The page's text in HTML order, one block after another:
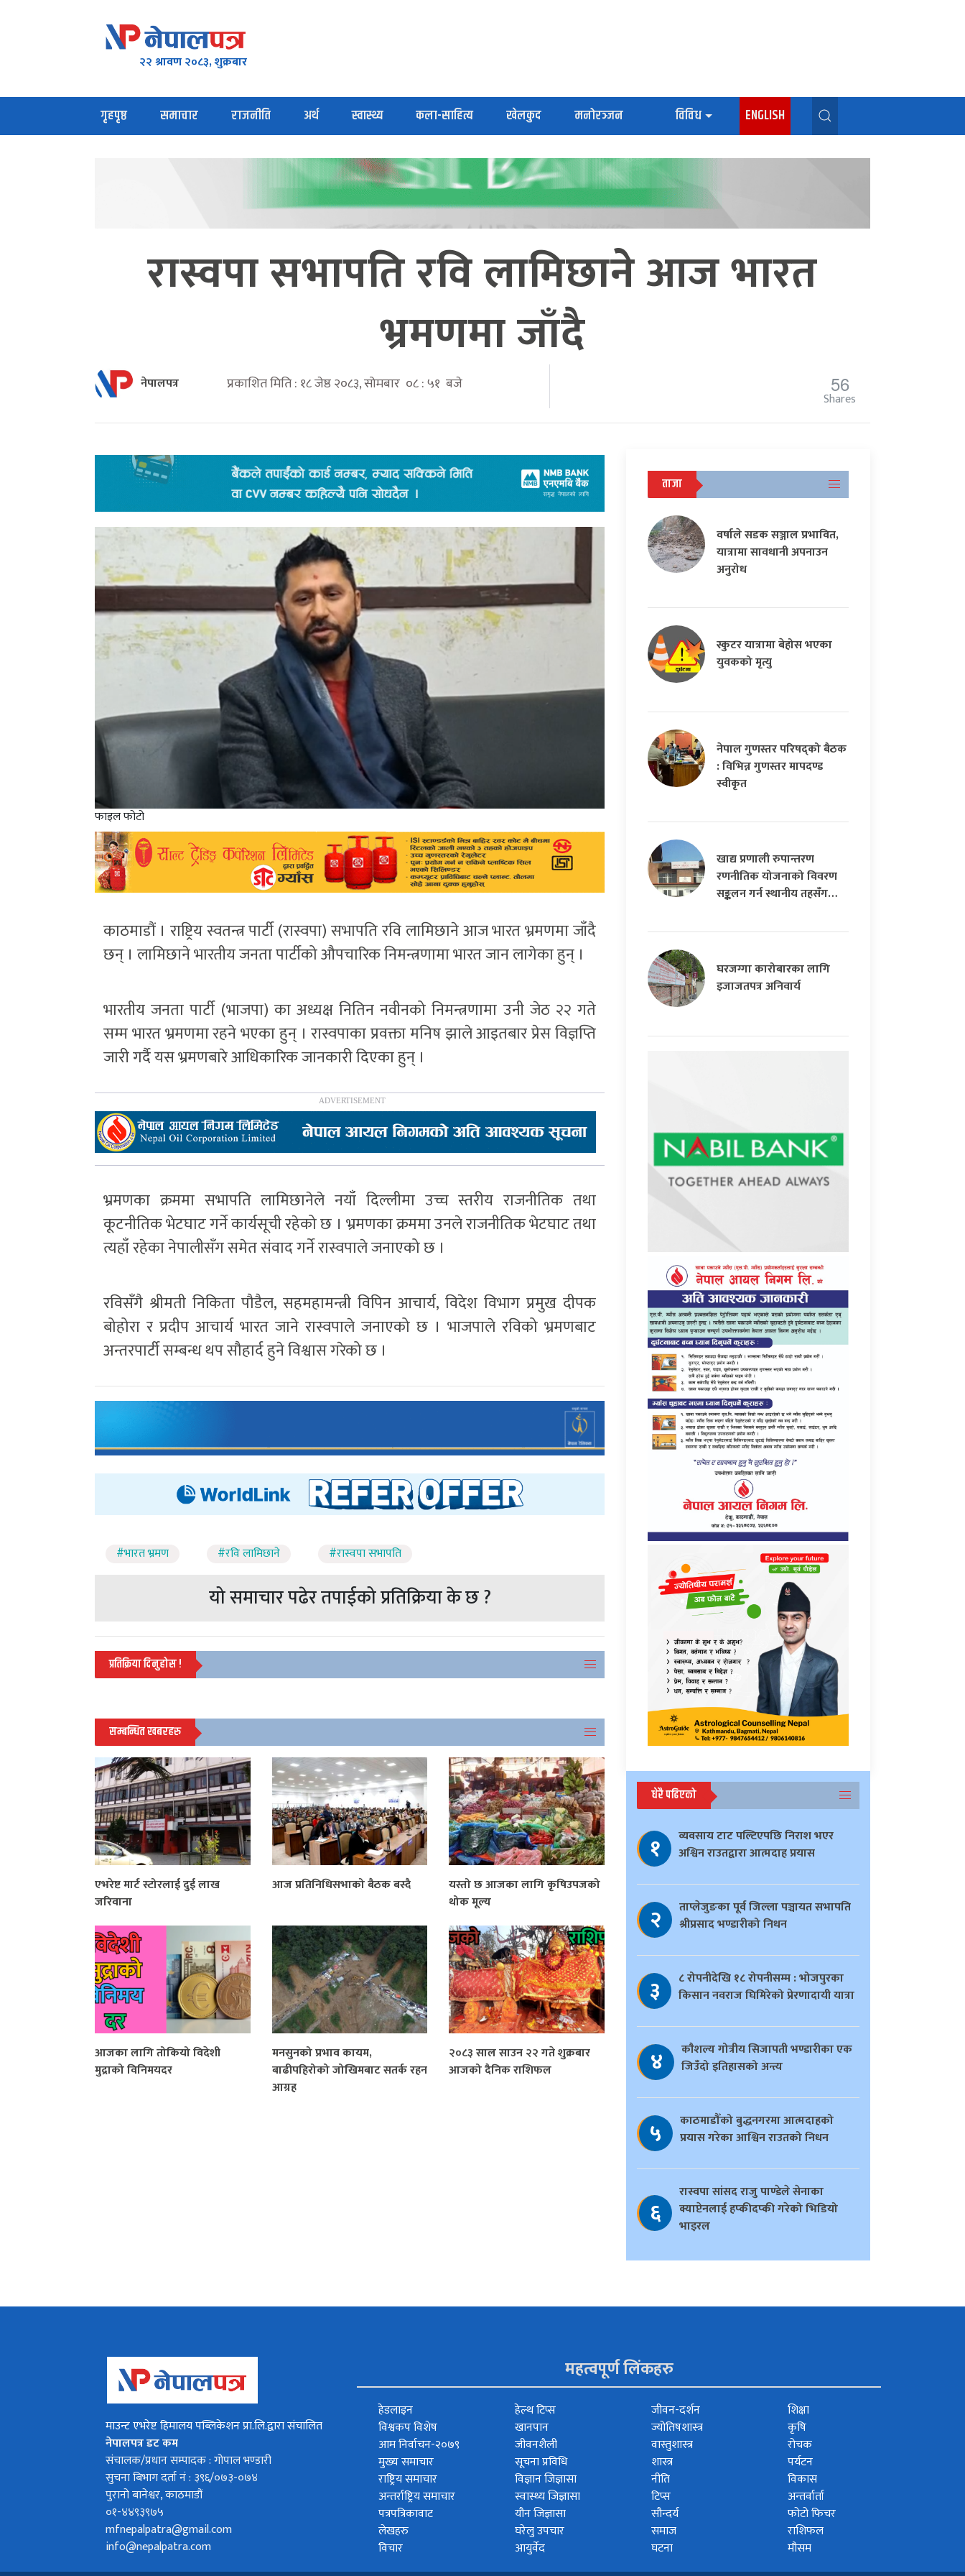
२२ श्रावण २०८३, शुक्रबार
गृहपृष्ठ समाचार राजनीति अर्थ स्वास्थ्य कला-साहित्य खेलकुद मनोरञ्जन विविध ENGLISH
रास्वपा सभापति रवि लामिछाने आज भारत
भ्रमणमा जाँदै
नेपालपत्र प्रकाशित मिति : १८ जेष्ठ २०८३, सोमबार ०८ : ५१ बजे 56
Shares
फाइल फोटो
काठमाडौं । राष्ट्रिय स्वतन्त्र पार्टी (रास्वपा) सभापति रवि लामिछाने आज भारत भ्रमणमा जाँदै
छन् । लामिछाने भारतीय जनता पार्टीको औपचारिक निमन्त्रणामा भारत जान लागेका हुन् ।
भारतीय जनता पार्टी (भाजपा) का अध्यक्ष नितिन नवीनको निमन्त्रणामा उनी जेठ २२ गते
सम्म भारत भ्रमणमा रहने भएका हुन् । रास्वपाका प्रवक्ता मनिष झाले आइतबार प्रेस विज्ञप्ति
जारी गर्दै यस भ्रमणबारे आधिकारिक जानकारी दिएका हुन् ।
भ्रमणका क्रममा सभापति लामिछानेले नयाँ दिल्लीमा उच्च स्तरीय राजनीतिक तथा
कूटनीतिक भेटघाट गर्ने कार्यसूची रहेको छ । भ्रमणका क्रममा उनले राजनीतिक भेटघाट तथा
त्यहाँ रहेका नेपालीसँग समेत संवाद गर्ने रास्वपाले जनाएको छ ।
रविसँगै श्रीमती निकिता पौडैल, सहमहामन्त्री विपिन आचार्य, विदेश विभाग प्रमुख दीपक
बोहोरा र प्रदीप आचार्य भारत जाने रास्वपाले जनाएको छ । भाजपाले रविको भ्रमणबाट
अन्तरपार्टी सम्बन्ध थप सौहार्द हुने विश्वास गरेको छ ।
#भारत भ्रमण #रवि लामिछाने #रास्वपा सभापति
यो समाचार पढेर तपाईको प्रतिक्रिया के छ ?
प्रतिक्रिया दिनुहोस !
सम्बन्धित खबरहरु
एभरेष्ट मार्ट स्टोरलाई दुई लाख
जरिवाना
आज प्रतिनिधिसभाको बैठक बस्दै
यस्तो छ आजका लागि कृषिउपजको
थोक मूल्य
आजका लागि तोकियो विदेशी
मुद्राको विनिमयदर
मनसुनको प्रभाव कायम,
बाढीपहिरोको जोखिमबाट सतर्क रहन
आग्रह
२०८३ साल साउन २२ गते शुक्रबार
आजको दैनिक राशिफल
ताजा
वर्षाले सडक सञ्जाल प्रभावित,
यात्रामा सावधानी अपनाउन
अनुरोध
स्कुटर यात्रामा बेहोस भएका
युवकको मृत्यु
नेपाल गुणस्तर परिषद्को बैठक
: विभिन्न गुणस्तर मापदण्ड
स्वीकृत
खाद्य प्रणाली रुपान्तरण
रणनीतिक योजनाको विवरण
सङ्कलन गर्न स्थानीय तहसँग…
घरजग्गा कारोबारका लागि
इजाजतपत्र अनिवार्य
धेरै पढिएको
१
व्यवसाय टाट पल्टिएपछि निराश भएर
अश्विन राउतद्वारा आत्मदाह प्रयास
२
ताप्लेजुङका पूर्व जिल्ला पञ्चायत सभापति
श्रीप्रसाद भण्डारीको निधन
३
८ रोपनीदेखि १८ रोपनीसम्म : भोजपुरका
किसान नवराज घिमिरेको प्रेरणादायी यात्रा
४
काैशल्य गोत्रीय सिजापती भण्डारीका एक
जिउँदो इतिहासको अन्त्य
५
काठमाडौँको बुद्धनगरमा आत्मदाहको
प्रयास गरेका आश्विन राउतको निधन
६
रास्वपा सांसद राजु पाण्डेले सेनाका
क्याप्टेनलाई हप्कीदप्की गरेको भिडियो
भाइरल
माउन्ट एभरेष्ट हिमालय पब्लिकेशन प्रा.लि.द्वारा संचालित
नेपालपत्र डट कम
संचालक/प्रधान सम्पादक : गोपाल भण्डारी
सुचना बिभाग दर्ता नं : ३९६/०७३-०७४
पुरानो बानेश्वर, काठमाडौं
०१-४४९३९७५
mfnepalpatra@gmail.com
info@nepalpatra.com
महत्वपूर्ण लिंकहरु
हेडलाइन
विश्वकप विशेष
आम निर्वाचन-२०७९
मुख्य समाचार
राष्ट्रिय समाचार
अन्तर्राष्ट्रिय समाचार
पत्रपत्रिकावाट
लेखहरु
विचार
हेल्थ टिप्स
खानपान
जीवनशैली
सूचना प्रविधि
विज्ञान जिज्ञासा
स्वास्थ्य जिज्ञासा
यौन जिज्ञासा
घरेलु उपचार
आयुर्वेद
जीवन-दर्शन
ज्योतिषशास्त्र
वास्तुशास्त्र
शास्त्र
नीति
टिप्स
सौन्दर्य
समाज
घटना
शिक्षा
कृषि
रोचक
पर्यटन
विकास
अन्तर्वार्ता
फोटो फिचर
राशिफल
मौसम